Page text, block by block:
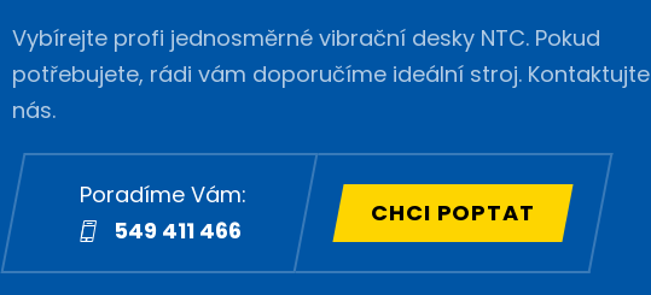
Vybírejte profi jednosměrné vibrační desky NTC. Pokud
potřebujete, rádi vám doporučíme ideální stroj. Kontaktujte
nás.
Poradíme Vám:
549 411 466
CHCI POPTAT